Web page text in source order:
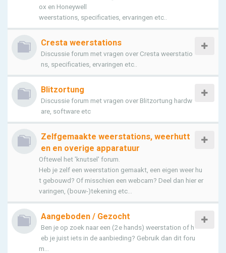
ox en Honeywell
weerstations, specificaties, ervaringen etc..
Cresta weerstations
Discussie forum met vragen over Cresta weerstatio
ns, specificaties, ervaringen etc..
Blitzortung
Discussie forum met vragen over Blitzortung hardw
are, software etc
Zelfgemaakte weerstations, weerhutt
en en overige apparatuur
Oftewel het 'knutsel' forum.
Heb je zelf een weerstation gemaakt, een eigen weer hu
t gebouwd? Of misschien een webcam? Deel dan hier er
varingen, (bouw-)tekening etc...
Aangeboden / Gezocht
Ben je op zoek naar een (2e hands) weerstation of h
eb je juist iets in de aanbieding? Gebruik dan dit foru
m...